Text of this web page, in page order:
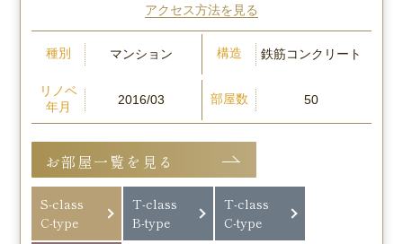
アクセス方法を見る
種別 マンション 構造 鉄筋コンクリート
リノベ
年月
2016/03 部屋数 50
お部屋一覧を見る
S-class
C-type
T-class
B-type
T-class
C-type